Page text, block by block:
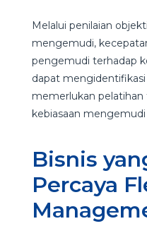
Melalui penilaian
mengemudi,
pengemudi terhadap
dapat
memerlukan
kebiasaan
Bisnis
Percaya